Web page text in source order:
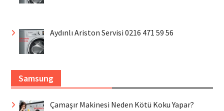
Aydınlı Ariston Servisi 0216 471 59 56
Samsung
Çamaşır Makinesi Neden Kötü Koku Yapar?